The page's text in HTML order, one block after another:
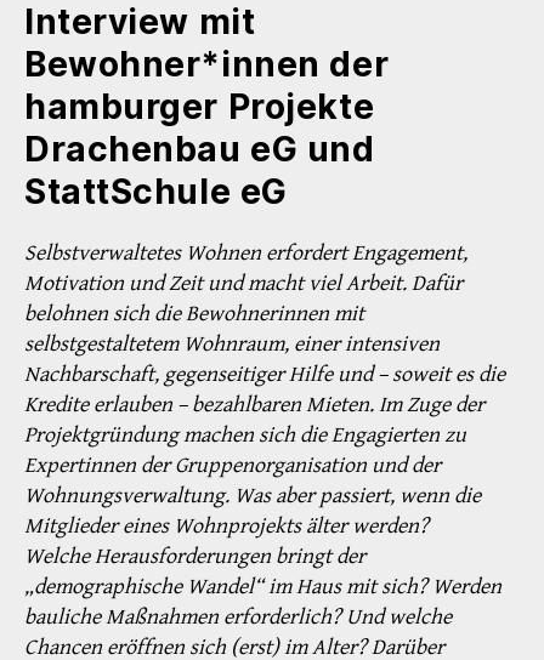
Interview mit
Bewohner*innen der
hamburger Projekte
Drachenbau eG und
StattSchule eG
Selbstverwaltetes Wohnen erfordert Engagement,
Motivation und Zeit und macht viel Arbeit. Dafür
belohnen sich die Bewohnerinnen mit
selbstgestaltetem Wohnraum, einer intensiven
Nachbarschaft, gegenseitiger Hilfe und – soweit es die
Kredite erlauben – bezahlbaren Mieten. Im Zuge der
Projektgründung machen sich die Engagierten zu
Expertinnen der Gruppenorganisation und der
Wohnungsverwaltung. Was aber passiert, wenn die
Mitglieder eines Wohnprojekts älter werden?
Welche Herausforderungen bringt der
„demographische Wandel“ im Haus mit sich? Werden
bauliche Maßnahmen erforderlich? Und welche
Chancen eröffnen sich (erst) im Alter? Darüber